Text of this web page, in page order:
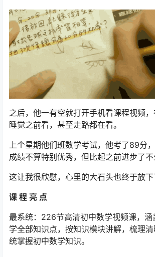
之后，他一有空就打开手机看课程视频，
睡觉之前看，甚至走路都在看。
上个星期他们班数学考试，他考了89分
成绩不算特别优秀，但比起之前进步了不
这让我很欣慰，心里的大石头也终于放下
课 程 亮 点
最系统：226节高清初中数学视频课，涵
学全部知识点，按知识模块讲解，梳理
统掌握初中数学知识。